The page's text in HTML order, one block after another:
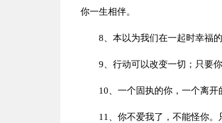
你一生相伴。
8、本以为我们在一起时幸福
9、行动可以改变一切；只要
10、一个固执的你，一个离开
11、你不爱我了，不能怪你。